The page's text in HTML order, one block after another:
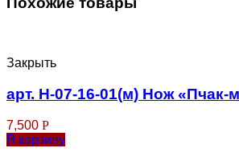
Закрыть
арт. Н-07-16-01(м) Нож «Пчак-
7,500 Р
В корзину